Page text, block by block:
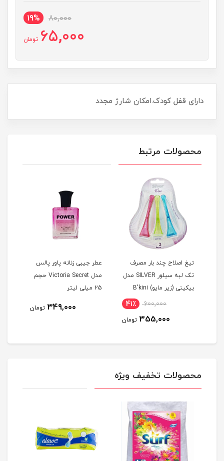
80,000
19%
65,000 تومان
دارای قفل کودک.امکان شارژ مجدد
محصولات مرتبط
تیغ اصلاح چند بار مصرف
تک لبه سیلور SILVER مدل
بيکينی (زیر مایو) B'kini
600,000 41٪
355,000 تومان
عطر جیبی زنانه پاور پالس
مدل Victoria Secret حجم
25 میلی لیتر
349,000 تومان
محصولات تخفیف ویژه